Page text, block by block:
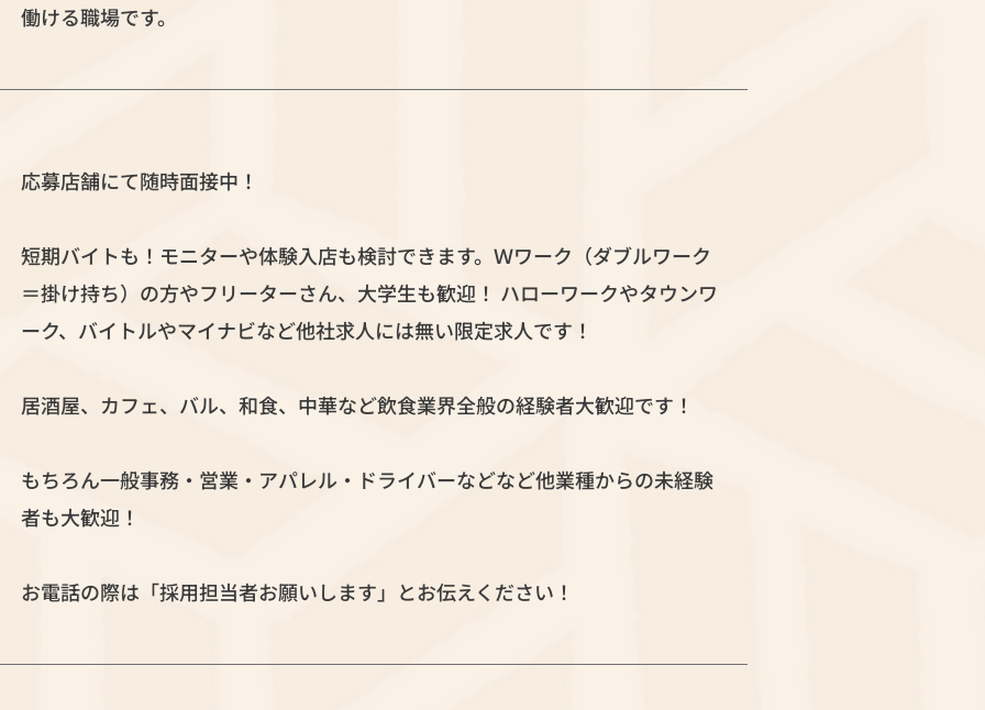
働ける職場です。
応募店舗にて随時面接中！
短期バイトも！モニターや体験入店も検討できます。Ｗワーク（ダブルワーク
＝掛け持ち）の方やフリーターさん、大学生も歓迎！ ハローワークやタウンワ
ーク、バイトルやマイナビなど他社求人には無い限定求人です！
居酒屋、カフェ、バル、和食、中華など飲食業界全般の経験者大歓迎です！
もちろん一般事務・営業・アパレル・ドライバーなどなど他業種からの未経験
者も大歓迎！
お電話の際は「採用担当者お願いします」とお伝えください！